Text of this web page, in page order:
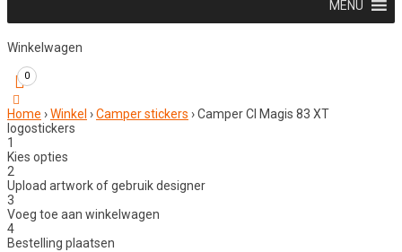
MENU
Winkelwagen
0
Home ›Winkel ›Camper stickers ›Camper CI Magis 83 XT
logostickers
1
Kies opties
2
Upload artwork of gebruik designer
3
Voeg toe aan winkelwagen
4
Bestelling plaatsen